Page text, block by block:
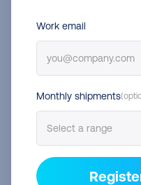
Express et
efficacement.
Connectez
Work email
Monthly shipments